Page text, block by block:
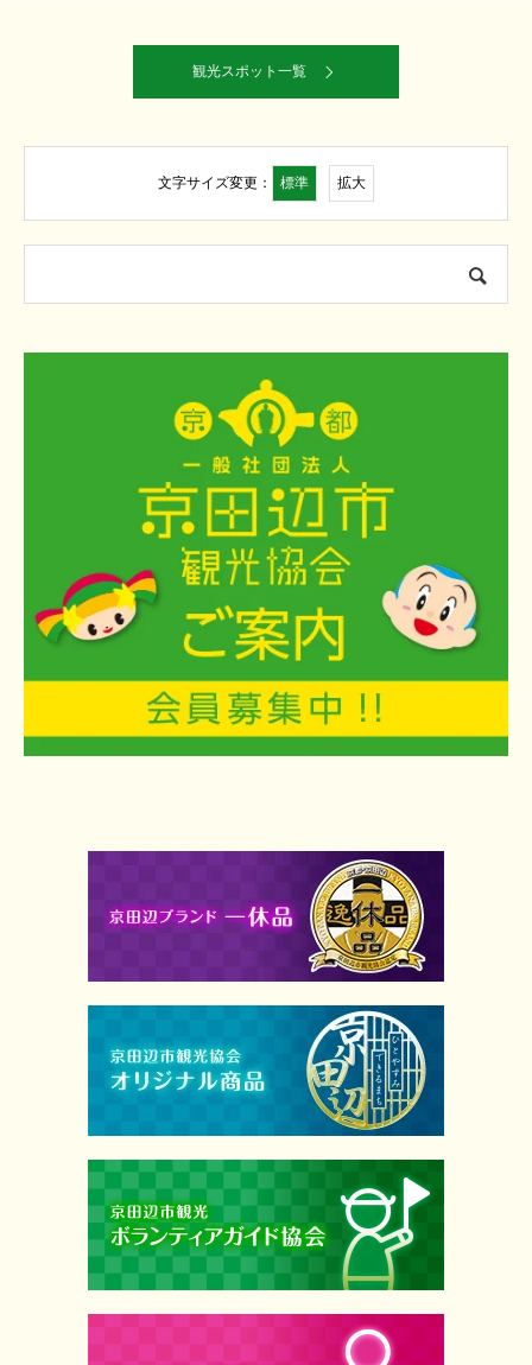
観光スポット一覧
文字サイズ変更： 標準 拡大